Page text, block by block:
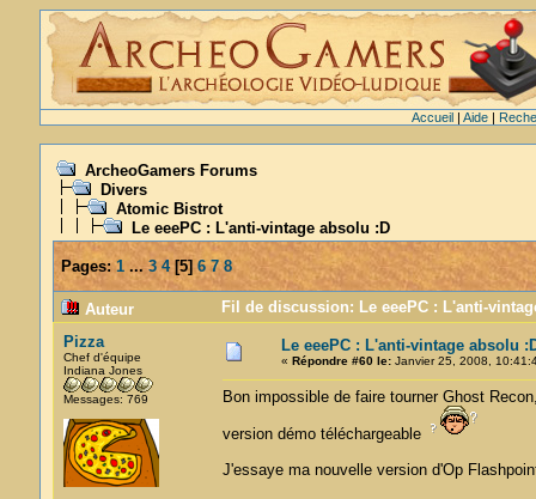
Accueil| Aide|
ArcheoGamers Forums
Divers
Atomic Bistrot
Le eeePC : L'anti-vintage absolu :D
Pages: 1 ...3 4[5] 6 7 8
Auteur
Fil de discussion: Le eeePC : L'anti-
Pizza
Chef d'équipe
Indiana Jones
Messages: 769
Le eeePC : L'anti-vintage absolu
« Répondre #60 le:Janvier 25, 2008,
Bon impossible de faire tourner Ghost
version démo téléchargeable
J'essaye ma nouvelle version d'Op